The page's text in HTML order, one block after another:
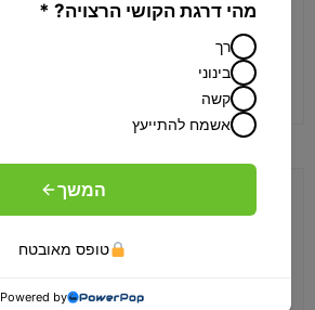
מהי דרגת הקושי הרצויה? *
רך
בינוני
קשה
אשמח להתייעץ
המשך
טופס מאובטח
Powered by